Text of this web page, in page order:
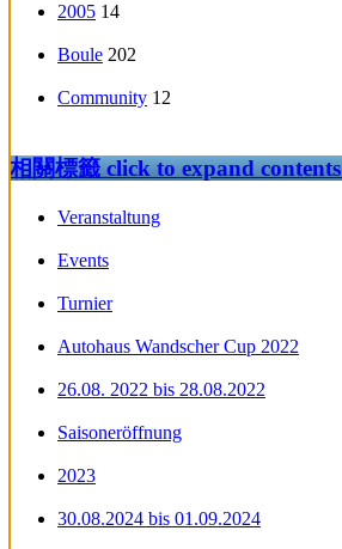
2005 14
Boule 202
Community 12
相關標籤click to expand contents
Veranstaltung
Events
Turnier
Autohaus Wandscher Cup 2022
26.08. 2022 bis 28.08.2022
Saisoneröffnung
2023
30.08.2024 bis 01.09.2024